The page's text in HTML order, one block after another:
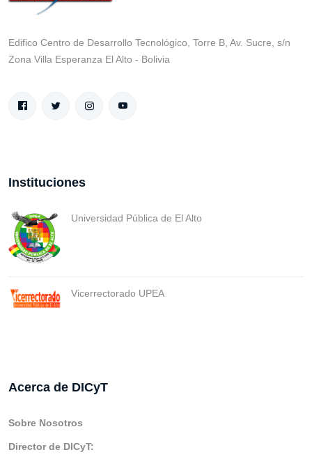
Edifico Centro de Desarrollo Tecnológico, Torre B, Av. Sucre, s/n
Zona Villa Esperanza El Alto - Bolivia
Instituciones
Universidad Pública de El Alto
Vicerrectorado UPEA
Acerca de DICyT
Sobre Nosotros
Director de DICyT: